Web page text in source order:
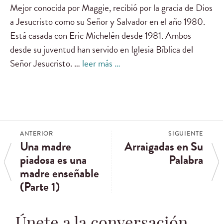
Mejor conocida por Maggie, recibió por la gracia de Dios
a Jesucristo como su Señor y Salvador en el año 1980.
Está casada con Eric Michelén desde 1981. Ambos
desde su juventud han servido en Iglesia Bíblica del
Señor Jesucristo. … leer más …
ANTERIOR
Una madre
piadosa es una
madre enseñable
(Parte 1)
SIGUIENTE
Arraigadas en Su
Palabra